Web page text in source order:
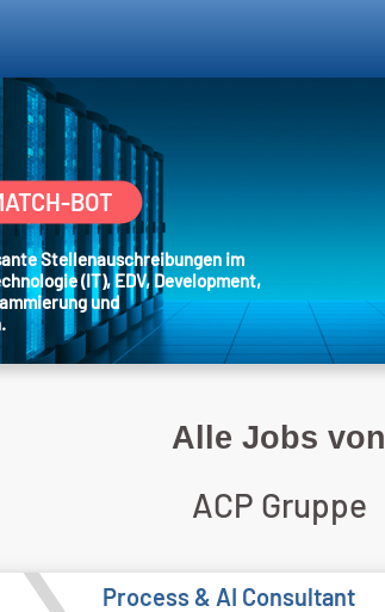
BOT
Stellenauschreibungen im
(IT), EDV, Development,
und
Alle Jobs von
ACP Gruppe
Process & AI Consultant